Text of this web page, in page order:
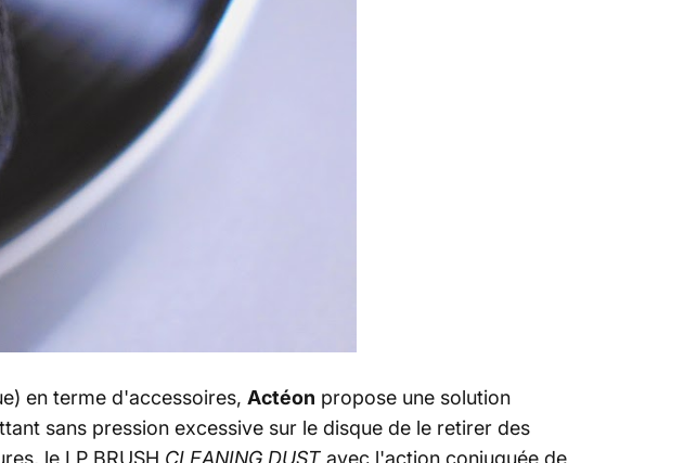
en terme d'accessoires, Actéon propose une solution
sans pression excessive sur le disque de le retirer des